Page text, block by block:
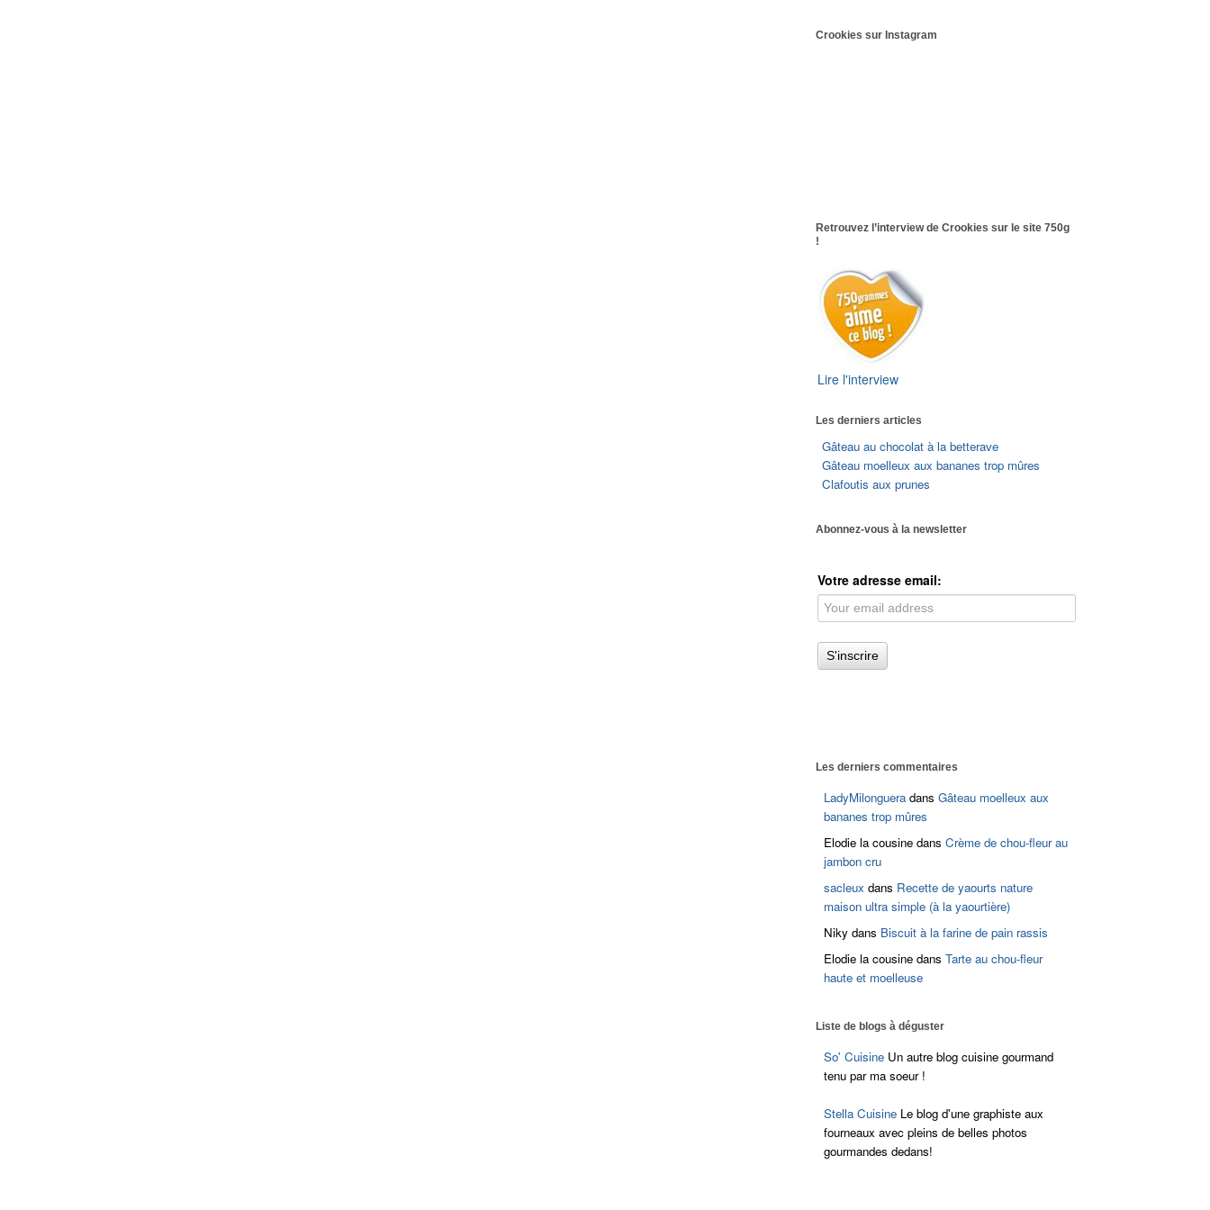
Crookies sur Instagram
Retrouvez l’interview de Crookies sur le site 750g
!
Lire l'interview
Les derniers articles
Gâteau au chocolat à la betterave
Gâteau moelleux aux bananes trop mûres
Clafoutis aux prunes
Abonnez-vous à la newsletter
Votre adresse email:
Les derniers commentaires
LadyMilonguera dansGâteau moelleux aux
bananes trop mûres
Elodie la cousine dansCrème de chou-fleur au
jambon cru
sacleux dans Recette de yaourts nature
maison ultra simple (à la yaourtière)
Niky dans Biscuit à la farine de pain rassis
Elodie la cousine dansTarte au chou-fleur
haute et moelleuse
Liste de blogs à déguster
So' Cuisine Un autre blog cuisine gourmand
tenu par ma soeur !
Stella Cuisine Le blog d'une graphiste aux
fourneaux avec pleins de belles photos
gourmandes dedans!